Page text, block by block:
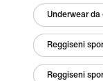
Underwear da
Reggiseni
Reggiseni